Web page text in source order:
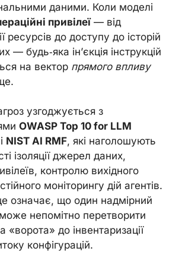
даними. Коли моделі
привілеї— від
ресурсів до доступу до історій
— будь‑яка ін’єкція інструкцій
на вектор прямого впливу
узгоджується з
OWASP Top 10 for LLM
і NIST AI RMF, які наголошують
ізоляції джерел даних,
контролю вихідного
моніторингу дій агентів.
означає, що один надмірний
непомітно перетворити
«ворота» до інвентаризації
конфігурацій.